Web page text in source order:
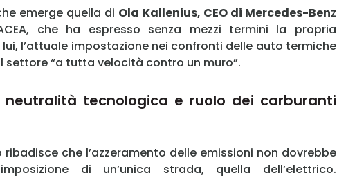
emerge quella di Ola Kallenius, CEO di Mercedes-Benz
che ha espresso senza mezzi termini la propria
l’attuale impostazione nei confronti delle auto termiche
settore “a tutta velocità contro un muro”.
neutralità tecnologica e ruolo dei carburanti
che l’azzeramento delle emissioni non dovrebbe
di un’unica strada, quella dell’elettrico.